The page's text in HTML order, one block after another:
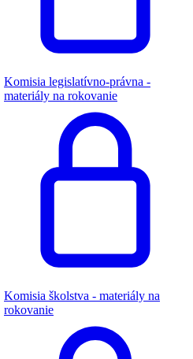
Komisia legislatívno-právna -
materiály na rokovanie
Komisia školstva - materiály na
rokovanie